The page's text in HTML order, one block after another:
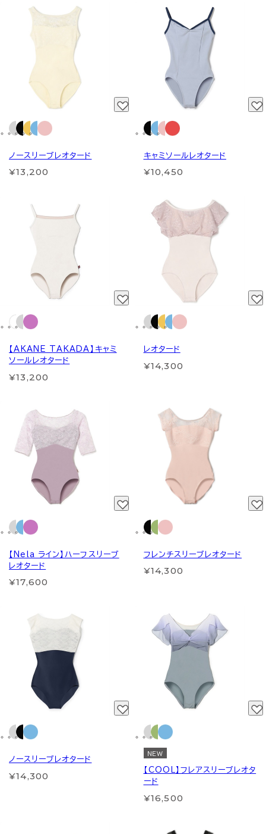
ノースリーブレオタード
¥13,200
キャミソールレオタード
¥10,450
【AKANE TAKADA】キャミ
ソールレオタード
¥13,200
レオタード
¥14,300
【Nela ライン】ハーフスリーブ
レオタード
¥17,600
フレンチスリーブレオタード
¥14,300
ノースリーブレオタード
¥14,300
NEW
【COOL】フレアスリーブレオタ
ード
¥16,500